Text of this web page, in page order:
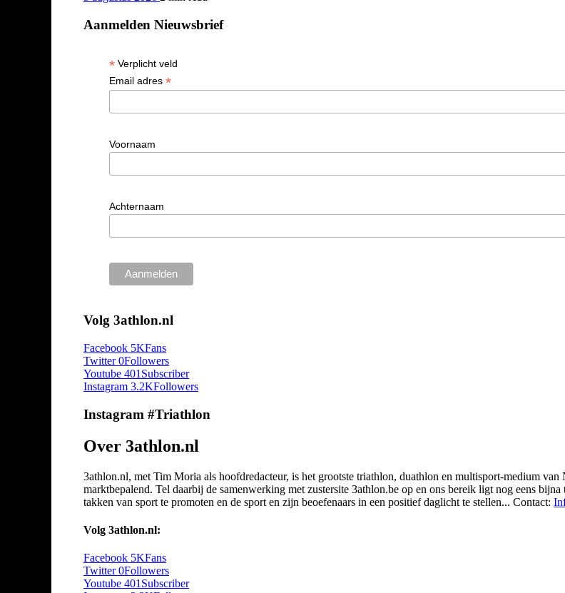
Aanmelden Nieuwsbrief
* Verplicht veld
Email adres *
Voornaam
Achternaam
Volg 3athlon.nl
Facebook 5KFans
Twitter 0Followers
Youtube 401 Subscriber
Instagram 3.2KFollowers
Instagram #Triathlon
Over 3athlon.nl
3athlon.nl, met Tim Moria als hoofdredacteur, is het grootste triathlon, duathlon en multisport-medium
marktbepalend. Tel daarbij de samenwerking met zustersite 3athlon.be op en ons bereik ligt nog eens
takken van sport te promoten en de sport en zijn beoefenaars in een positief daglicht te stellen... Contact:
Volg 3athlon.nl:
Facebook 5KFans
Twitter 0Followers
Youtube 401 Subscriber